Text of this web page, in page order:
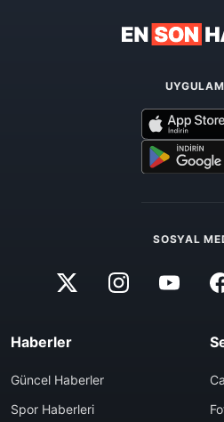
SOSYAL
Haberler
Güncel Haberler
Spor Haberleri